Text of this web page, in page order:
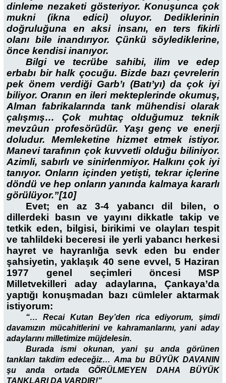
dinleme nezaketi gösteriyor. Konuşunca çok
mukni (ikna edici) oluyor. Dediklerinin
doğruluğuna en aksi insanı, en ters fikirli
olanı bile inandırıyor. Çünkü söylediklerine,
önce kendisi inanıyor.
Bilgi ve tecrübe sahibi, ilim ve edep
erbabı bir halk çocuğu. Bizde bazı çevrelerin
pek önem verdiği Garb’ı (Batı’yı) da çok iyi
biliyor. Oranın en ileri mekteplerinde okumuş,
Alman fabrikalarında tank mühendisi olarak
çalışmış… Çok muhtaç olduğumuz teknik
mevzûun profesörüdür. Yaşı genç ve enerji
doludur. Memleketine hizmet etmek istiyor.
Manevi tarafının çok kuvvetli olduğu biliniyor.
Azimli, sabırlı ve sinirlenmiyor. Halkını çok iyi
tanıyor. Onların içinden yetişti, tekrar içlerine
döndü ve hep onların yanında kalmaya kararlı
görülüyor.”[10]
Evet; en az 3-4 yabancı dil bilen, o
dillerdeki basın ve yayını dikkatle takip ve
tetkik eden, bilgisi, birikimi ve olayları tespit
ve tahlildeki beceresi ile yerli yabancı herkesi
hayret ve hayranlığa sevk eden bu ender
şahsiyetin, yaklaşık 40 sene evvel, 5 Haziran
1977 genel seçimleri öncesi MSP
Milletvekilleri aday adaylarına, Çankaya’da
yaptığı konuşmadan bazı cümleler aktarmak
istiyorum:
“… Recai Kutan Bey’den rica ediyorum, şimdi
davamızın mücahitlerini ve kahramanlarını, yani aday
adaylarını milletimize müjdelesin.
Burada ismi okunan, yani şu anda görünen
tankları takdim edeceğiz… Ama bu BÜYÜK DAVANIN
şu anda ortada GÖRÜLMEYEN DAHA BÜYÜK
TANKLARI DA VARDIR!”